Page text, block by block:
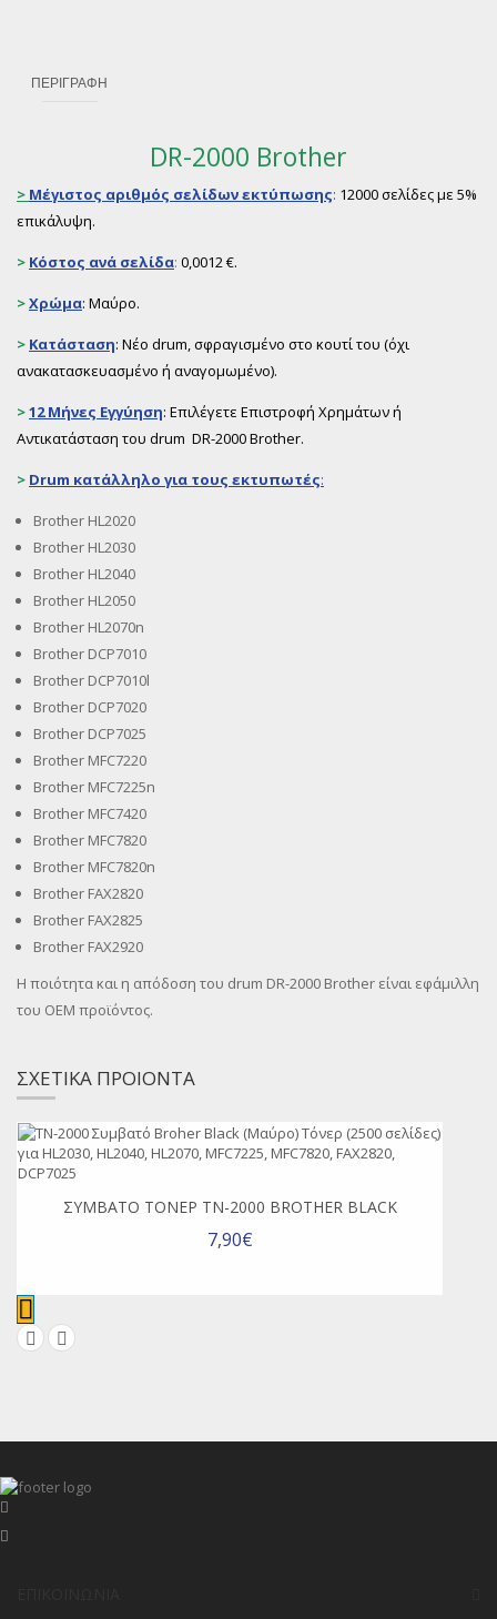
ΠΕΡΙΓΡΑΦΉ
DR-2000 Brother
> Μέγιστος αριθμός σελίδων εκτύπωσης: 12000 σελίδες με 5%
επικάλυψη.
> Κόστος ανά σελίδα: 0,0012 €.
>Χρώμα: Μαύρο.
> Κατάσταση: Νέο drum, σφραγισμένο στο κουτί του (όχι
ανακατασκευασμένο ή αναγομωμένο).
>12 Μήνες Εγγύηση: Επιλέγετε Επιστροφή Χρημάτων ή
Αντικατάσταση του drum DR-2000 Brother.
> Drum κατάλληλο για τους εκτυπωτές:
Brother HL2020
Brother HL2030
Brother HL2040
Brother HL2050
Brother HL2070n
Brother DCP7010
Brother DCP7010l
Brother DCP7020
Brother DCP7025
Brother MFC7220
Brother MFC7225n
Brother MFC7420
Brother MFC7820
Brother MFC7820n
Brother FAX2820
Brother FAX2825
Brother FAX2920
Η ποιότητα και η απόδοση του drum DR-2000 Brother είναι εφάμιλλη
του OEM προϊόντος.
ΣΧΕΤΙΚΑ ΠΡΟΙΟΝΤΑ
ΣΥΜΒΑΤΌ ΤΌΝΕΡ TN-2000 BROTHER BLACK
7,90€